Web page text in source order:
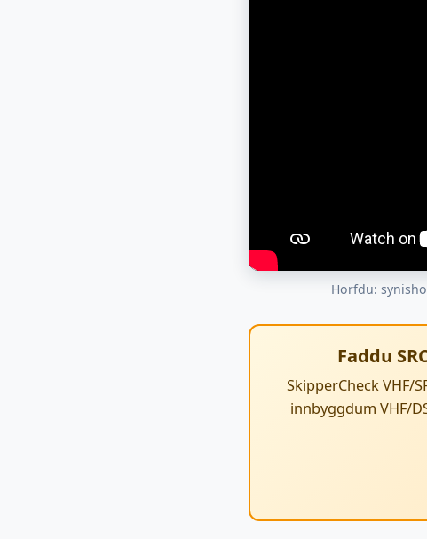
Horfdu:
Faddu
SkipperCheck VHF/
innbyggdum VHF/